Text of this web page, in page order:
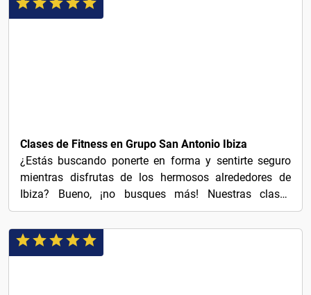
Clases de Fitness en Grupo San Antonio Ibiza
¿Estás buscando ponerte en forma y sentirte seguro
mientras disfrutas de los hermosos alrededores de
Ibiza? Bueno, ¡no busques más! Nuestras clases
grupales de...